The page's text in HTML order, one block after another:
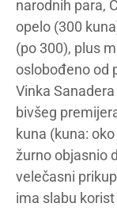
narodnih para,
opelo (300
(po 300), plus
oslobođeno od
Vinka
bivšeg
kuna (kuna:
žurno objasnio
velečasni
ima slabu